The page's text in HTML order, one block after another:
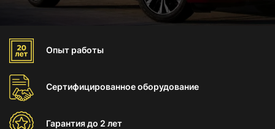
Опыт работы
Сертифицированноеоборудование
Гарантиядо 2 лет